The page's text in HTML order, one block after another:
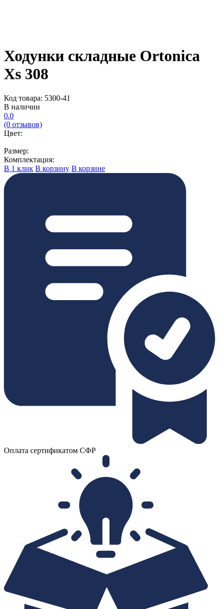
Ходунки складные Ortonica
Xs 308
Код товара: 5300-41
В наличии
0.0
(0 отзывов)
Цвет:
Размер:
Комплектация:
В 1 клик В корзину В корзине
Оплата сертификатом СФР